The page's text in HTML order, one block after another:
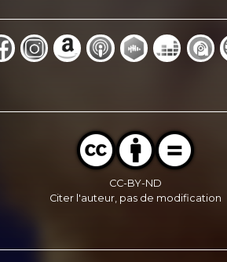
CC-BY-ND
Citer l'auteur, pas de modification